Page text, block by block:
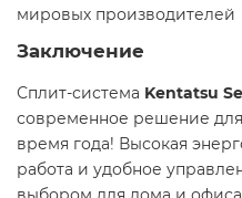
мировых производителей
Заключение
Сплит-система Kentatsu
современное решение
время года! Высокая
работа и удобное